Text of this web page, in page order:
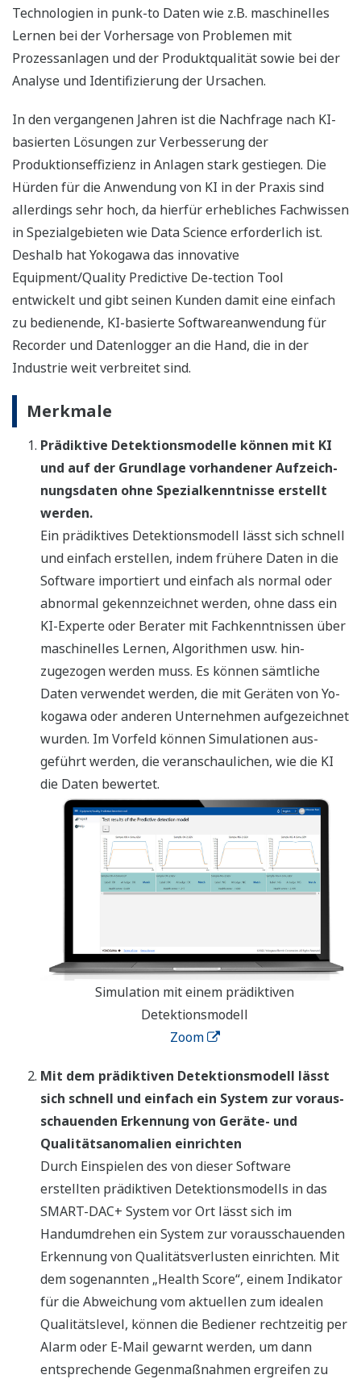
Technologien in punk-to Daten wie z.B. maschinelles
Lernen bei der Vorhersage von Problemen mit
Prozessanlagen und der Produktqualität sowie bei der
Analyse und Identifizierung der Ursachen.
In den vergangenen Jahren ist die Nachfrage nach KI-
basierten Lösungen zur Verbesserung der
Produktionseffizienz in Anlagen stark gestiegen. Die
Hürden für die Anwendung von KI in der Praxis sind
allerdings sehr hoch, da hierfür erhebliches Fachwissen
in Spezialgebieten wie Data Science erforderlich ist.
Deshalb hat Yokogawa das innovative
Equipment/Quality Predictive De-tection Tool
entwickelt und gibt seinen Kunden damit eine einfach
zu bedienende, KI-basierte Softwareanwendung für
Recorder und Datenlogger an die Hand, die in der
Industrie weit verbreitet sind.
Merkmale
Prädiktive Detektionsmodelle können mit KI
und auf der Grundlage vorhandener Aufzeich-
nungsdaten ohne Spezialkenntnisse erstellt
werden.
Ein prädiktives Detektionsmodell lässt sich schnell
und einfach erstellen, indem frühere Daten in die
Software importiert und einfach als normal oder
abnormal gekennzeichnet werden, ohne dass ein
KI-Experte oder Berater mit Fachkenntnissen über
maschinelles Lernen, Algorithmen usw. hin-
zugezogen werden muss. Es können sämtliche
Daten verwendet werden, die mit Geräten von Yo-
kogawa oder anderen Unternehmen aufgezeichnet
wurden. Im Vorfeld können Simulationen aus-
geführt werden, die veranschaulichen, wie die KI
die Daten bewertet.
Simulation mit einem prädiktiven
Detektionsmodell
Zoom
Mit dem prädiktiven Detektionsmodell lässt
sich schnell und einfach ein System zur voraus-
schauenden Erkennung von Geräte- und
Qualitätsanomalien einrichten
Durch Einspielen des von dieser Software
erstellten prädiktiven Detektionsmodells in das
SMART-DAC+ System vor Ort lässt sich im
Handumdrehen ein System zur vorausschauenden
Erkennung von Qualitätsverlusten einrichten. Mit
dem sogenannten „Health Score“, einem Indikator
für die Abweichung vom aktuellen zum idealen
Qualitätslevel, können die Bediener rechtzeitig per
Alarm oder E-Mail gewarnt werden, um dann
entsprechende Gegenmaßnahmen ergreifen zu